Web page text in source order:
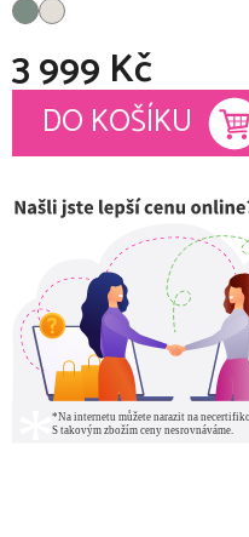
3 999 Kč
Měrná cena:
DO KOŠÍKU